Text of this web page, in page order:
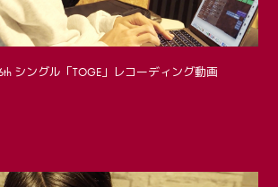
シングル「TOGE」レコーディング動画